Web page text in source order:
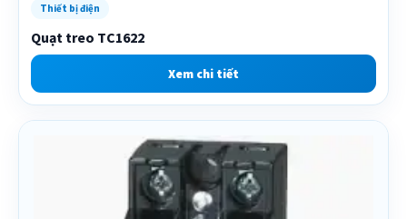
Thiết bị điện
Quạt treo TC1622
Xem chi tiết